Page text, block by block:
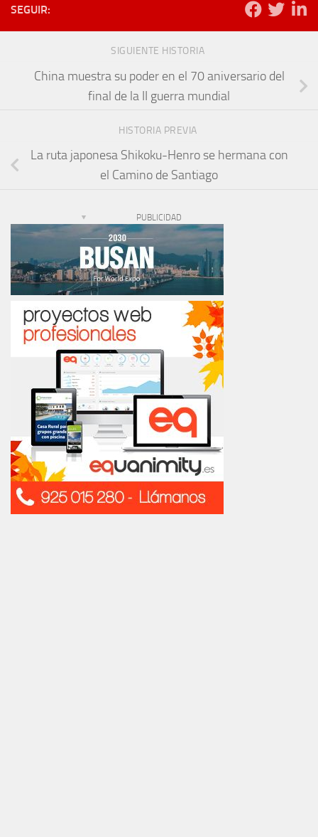
SEGUIR:
SIGUIENTE HISTORIA
China muestra su poder en el 70 aniversario del
final de la II guerra mundial
HISTORIA PREVIA
La ruta japonesa Shikoku-Henro se hermana con
el Camino de Santiago
PUBLICIDAD